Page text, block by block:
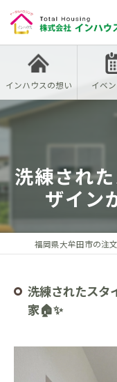
インハウスの想い イベ
洗練され
ザイン
洗練されたスタ
家🏠✨